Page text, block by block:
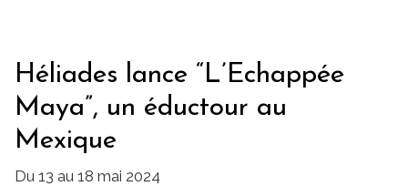
Héliades lance “L’Echappée
Maya”, un éductour au
Mexique
Du 13 au 18 mai 2024